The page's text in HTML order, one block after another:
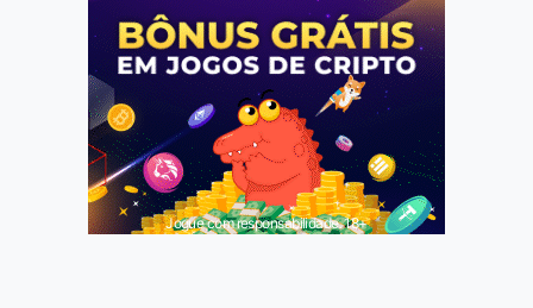
Jogue com responsabilidade. 18+